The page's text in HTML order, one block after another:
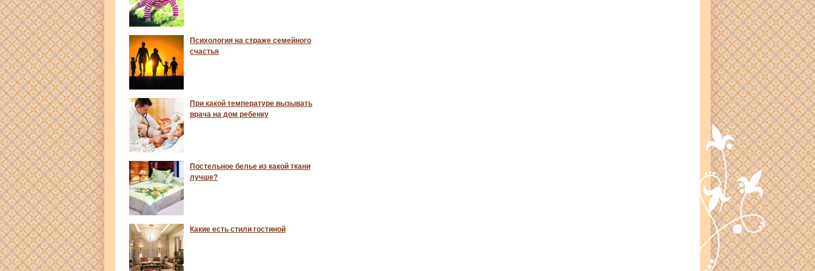
Психология на страже семейного
счастья
При какой температуре вызывать
врача на дом ребенку
Постельное белье из какой ткани
лучше?
Какие есть стили гостиной